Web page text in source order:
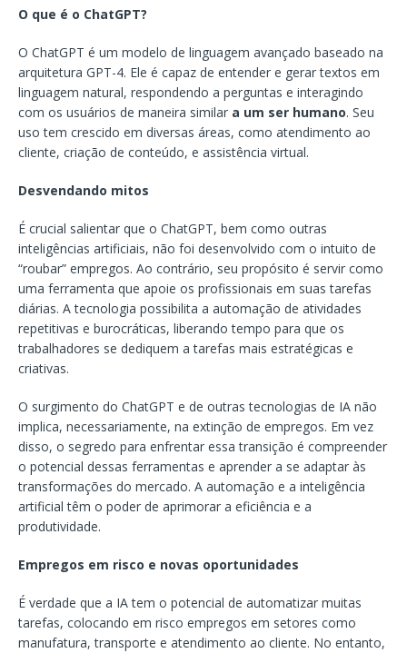
O que é o ChatGPT?
O ChatGPT é um modelo de linguagem avançado baseado na
arquitetura GPT-4. Ele é capaz de entender e gerar textos em
linguagem natural, respondendo a perguntas e interagindo
com os usuários de maneira similar a um ser humano. Seu
uso tem crescido em diversas áreas, como atendimento ao
cliente, criação de conteúdo, e assistência virtual.
Desvendando mitos
É crucial salientar que o ChatGPT, bem como outras
inteligências artificiais, não foi desenvolvido com o intuito de
“roubar” empregos. Ao contrário, seu propósito é servir como
uma ferramenta que apoie os profissionais em suas tarefas
diárias. A tecnologia possibilita a automação de atividades
repetitivas e burocráticas, liberando tempo para que os
trabalhadores se dediquem a tarefas mais estratégicas e
criativas.
O surgimento do ChatGPT e de outras tecnologias de IA não
implica, necessariamente, na extinção de empregos. Em vez
disso, o segredo para enfrentar essa transição é compreender
o potencial dessas ferramentas e aprender a se adaptar às
transformações do mercado. A automação e a inteligência
artificial têm o poder de aprimorar a eficiência e a
produtividade.
Empregos em risco e novas oportunidades
É verdade que a IA tem o potencial de automatizar muitas
tarefas, colocando em risco empregos em setores como
manufatura, transporte e atendimento ao cliente. No entanto,